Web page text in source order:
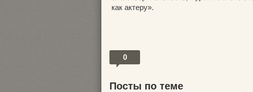
как актеру».
0
Посты по теме